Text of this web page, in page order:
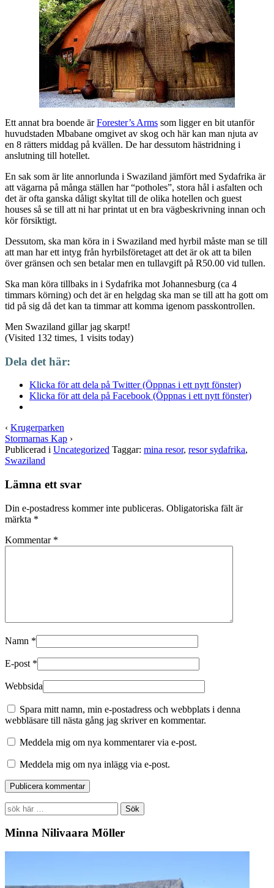
Ett annat bra boende ärForester’s Arms som ligger en bit utanför
huvudstaden Mbabane omgivet av skog och här kan man njuta av
en 8 rätters middag på kvällen. De har dessutom hästridning i
anslutning till hotellet.
En sak som är lite annorlunda i Swaziland jämfört med Sydafrika är
att vägarna på många ställen har “potholes”, stora hål i asfalten och
det är ofta ganska dåligt skyltat till de olika hotellen och guest
houses så se till att ni har printat ut en bra vägbeskrivning innan och
kör försiktigt.
Dessutom, ska man köra in i Swaziland med hyrbil måste man se till
att man har ett intyg från hyrbilsföretaget att det är ok att ta bilen
över gränsen och sen betalar men en tullavgift på R50.00 vid tullen.
Ska man köra tillbaks in i Sydafrika mot Johannesburg (ca 4
timmars körning) och det är en helgdag ska man se till att ha gott om
tid på sig då det kan ta timmar att komma igenom passkontrollen.
Men Swaziland gillar jag skarpt!
(Visited 132 times, 1 visits today)
Dela det här:
Klicka för att dela på Twitter (Öppnas i ett nytt fönster)
Klicka för att dela på Facebook (Öppnas i ett nytt fönster)
‹ Krugerparken
Stormarnas Kap ›
Publicerad i Uncategorized Taggar: mina resor, resor sydafrika,
Swaziland
Lämna ett svar
Din e-postadress kommer inte publiceras. Obligatoriska fält är
märkta *
Kommentar *
Namn *
E-post *
Webbsida
Spara mitt namn, min e-postadress och webbplats i denna
webbläsare till nästa gång jag skriver en kommentar.
Meddela mig om nya kommentarer via e-post.
Meddela mig om nya inlägg via e-post.
Search
for:
Minna Nilivaara Möller